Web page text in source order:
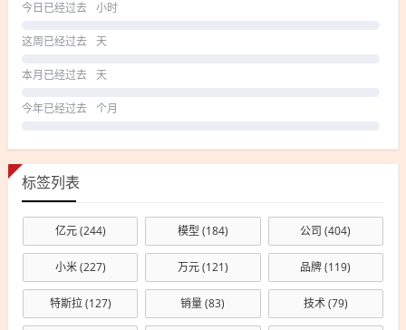
今日已经过去 小时
这周已经过去 天
本月已经过去 天
今年已经过去 个月
标签列表
亿元(244) 模型 (184) 公司 (404)
小米(227) 万元(121) 品牌(119)
特斯拉(127) 销量(83) 技术(79)